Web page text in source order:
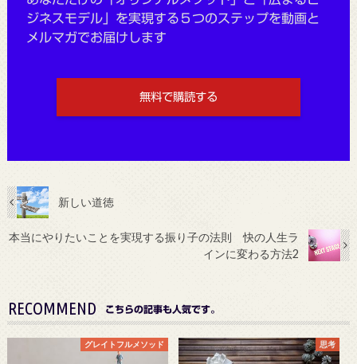
ジネスモデル」を実現する５つのステップを動画と
メルマガでお届けします
無料で購読する
新しい道徳
本当にやりたいことを実現する振り子の法則 快の人生ラ
インに変わる方法2
RECOMMEND こちらの記事も人気です。
グレイトフルメソッド 思考